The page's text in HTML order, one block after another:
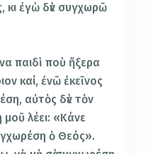
κι ἐγὼ δὲν συγχωρῶ
παιδὶ ποὺ ἤξερα
καί, ἐνῶ ἐκεῖνος
αὐτὸς δὲν τὸν
λέει: «Κάνε
ὁ Θεός».